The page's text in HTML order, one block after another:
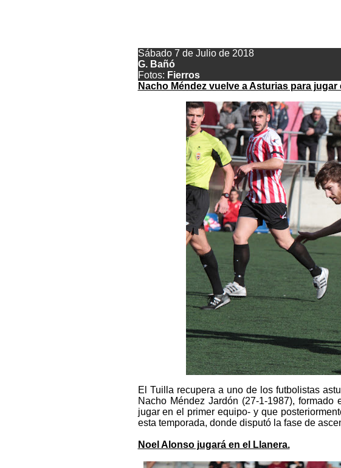
Sábado 7 de Julio de 2018
G. Bañó
Fotos: Fierros
Nacho Méndez vuelve a Asturias para jugar
El Tuilla recupera a uno de los futbolistas
Nacho Méndez Jardón (27-1-1987),
jugar en el primer equipo- y que
esta temporada, donde disputó la fase de
Noel Alonso jugará en el Llanera.